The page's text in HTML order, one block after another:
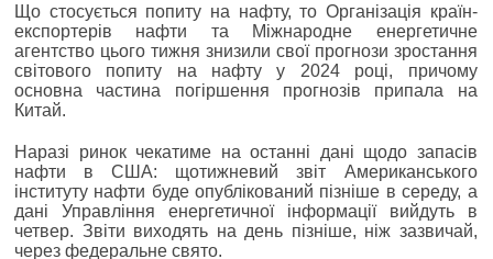
Що стосується попиту на нафту, то Організація країн-
експортерів нафти та Міжнародне енергетичне
агентство цього тижня знизили свої прогнози зростання
світового попиту на нафту у 2024 році, причому
основна частина погіршення прогнозів припала на
Китай.
Наразі ринок чекатиме на останні дані щодо запасів
нафти в США: щотижневий звіт Американського
інституту нафти буде опублікований пізніше в середу, а
дані Управління енергетичної інформації вийдуть в
четвер. Звіти виходять на день пізніше, ніж зазвичай,
через федеральне свято.